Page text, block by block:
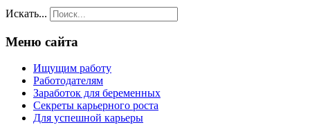
Искать...
Меню сайта
Ищущим работу
Работодателям
Заработок для беременных
Секреты карьерного роста
Для успешной карьеры